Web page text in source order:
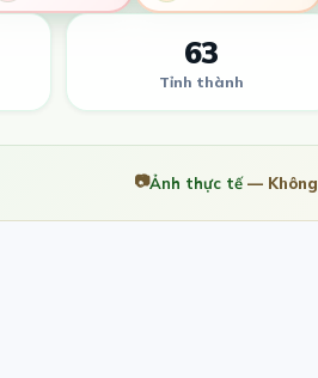
63
Tỉnh thành
📷Ảnh thực tế— Không